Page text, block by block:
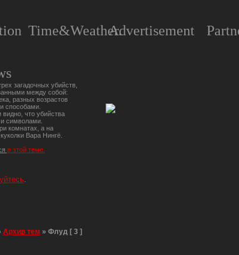
Time&Weather.Advertisement
загадочных убийств,
между собой:
разных возрастов
способами.
что убийства
символами.
комнатах, а на
Вара Нингё.
в этой теме.
.
Архив тем »Флуд [ 3 ]